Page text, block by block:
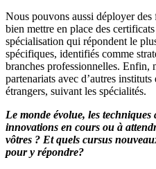
Nous pouvons aussi déployerdes
bien mettre en place des
spécialisation qui répondent le
spécifiques, identifiés comme
branches professionnelles. Enfin,
partenariats avec d’autres
étrangers, suivant les spécialités.
Le monde évolue, les techniques
innovations en cours ou à
vôtres ? Et quels cursus
pour y répondre?